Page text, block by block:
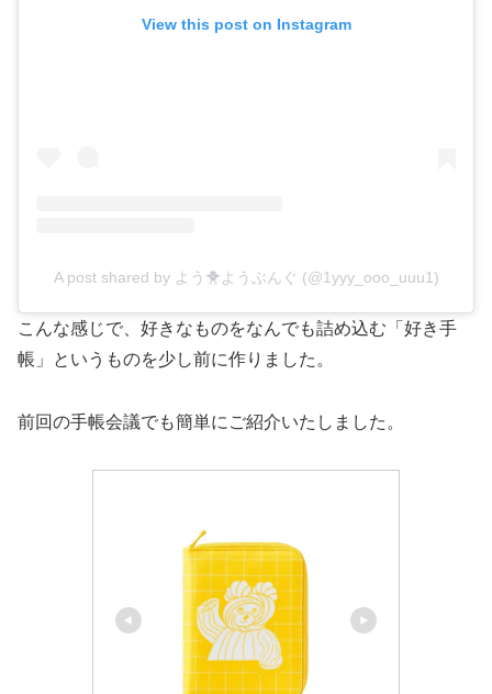
View this post on Instagram
A post shared by よう🐥ようぶんぐ (@1yyy_ooo_uuu1)
こんな感じで、好きなものをなんでも詰め込む「好き手
帳」というものを少し前に作りました。
前回の手帳会議でも簡単にご紹介いたしました。